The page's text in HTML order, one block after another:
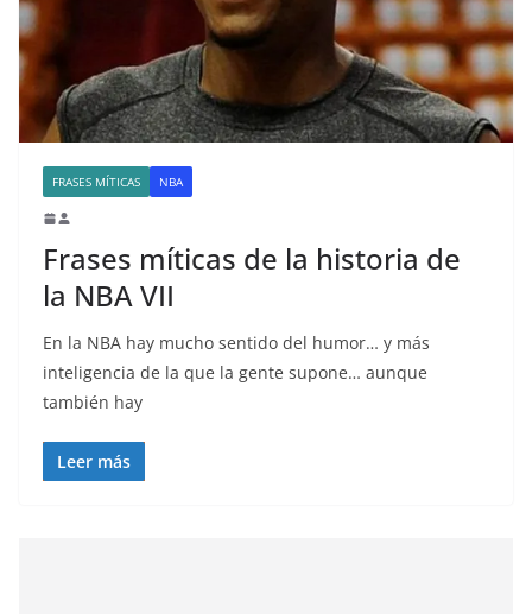
FRASES MÍTICAS NBA
Frases míticas de la historia de
la NBA VII
En la NBA hay mucho sentido del humor… y más
inteligencia de la que la gente supone… aunque
también hay
Leer más